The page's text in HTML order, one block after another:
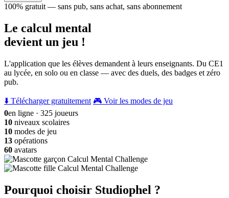
100% gratuit — sans pub, sans achat, sans abonnement
Le calcul mental
devient un jeu !
L'application que les élèves demandent à leurs enseignants. Du CE1
au lycée, en solo ou en classe — avec des duels, des badges et zéro
pub.
⬇️ Télécharger gratuitement 🎮 Voir les modes de jeu
0en ligne · 325 joueurs
10 niveaux scolaires
10 modes de jeu
13 opérations
60 avatars
Pourquoi choisir Studiophel ?